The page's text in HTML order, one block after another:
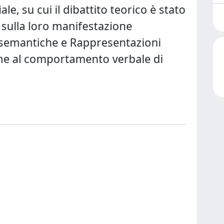
su cui il dibattito teorico è stato
loro manifestazione
e Rappresentazioni
al comportamento verbale di